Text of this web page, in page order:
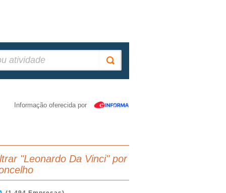
Informação oferecida por
"Leonardo Da Vinci" por